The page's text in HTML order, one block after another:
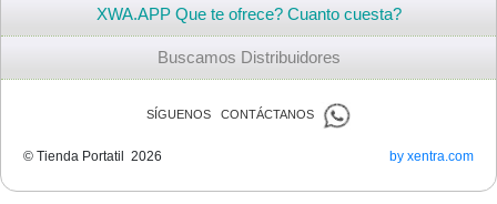
XWA.APP Que te ofrece? Cuanto cuesta?
Buscamos Distribuidores
SÍGUENOS CONTÁCTANOS
© Tienda Portatil 2026 by xentra.com